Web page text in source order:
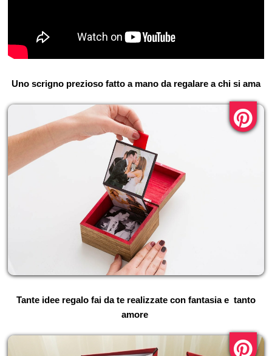
Uno scrigno prezioso fatto a mano da regalare a chi si ama
Tante idee regalo fai da te realizzate con fantasia e tanto
amore